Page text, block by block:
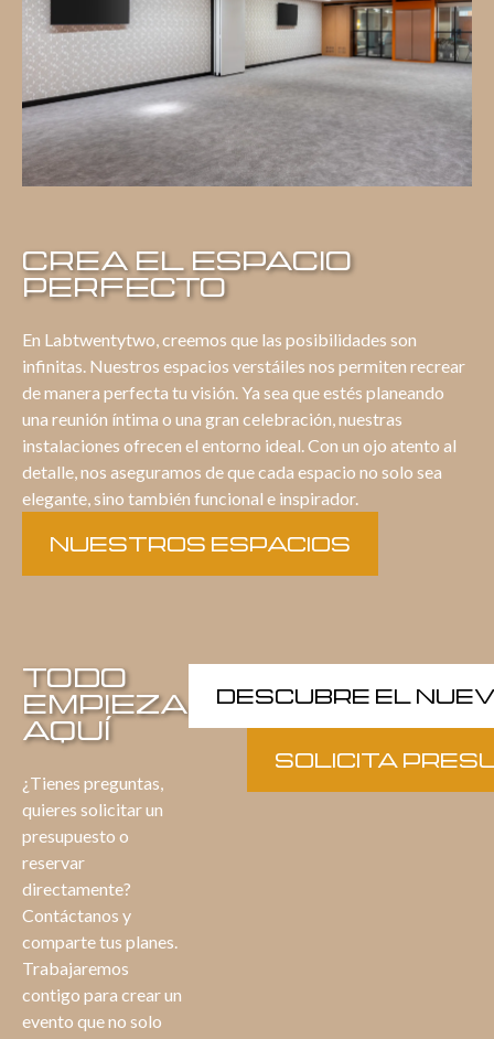
CREA EL ESPACIO
PERFECTO
En Labtwentytwo, creemos que las posibilidades son
infinitas. Nuestros espacios verstáiles nos permiten recrear
de manera perfecta tu visión. Ya sea que estés planeando
una reunión íntima o una gran celebración, nuestras
instalaciones ofrecen el entorno ideal. Con un ojo atento al
detalle, nos aseguramos de que cada espacio no solo sea
elegante, sino también funcional e inspirador.
NUESTROS ESPACIOS
TODO
EMPIEZA
AQUÍ
¿Tienes preguntas,
quieres solicitar un
presupuesto o
reservar
directamente?
Contáctanos y
comparte tus planes.
Trabajaremos
contigo para crear un
evento que no solo
DESCUBRE EL
SOLICITA